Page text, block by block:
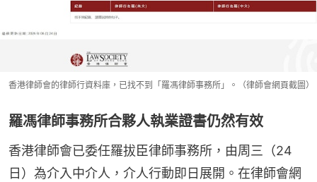
香港律師會的律師行資料庫，已找不到「羅馮律師事務所」。（律師會網頁截圖）
羅馮律師事務所合夥人執業證書仍然有效
香港律師會已委任羅拔臣律師事務所，由周三（24
日）為介入中介人，介人行動即日展開。在律師會網